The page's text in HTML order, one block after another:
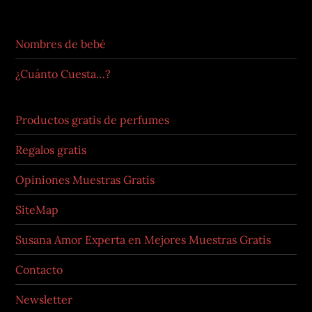
Nombres de bebé
¿Cuánto Cuesta…?
Productos gratis de perfumes
Regalos gratis
Opiniones Muestras Gratis
SiteMap
Susana Amor Experta en Mejores Muestras Gratis
Contacto
Newsletter